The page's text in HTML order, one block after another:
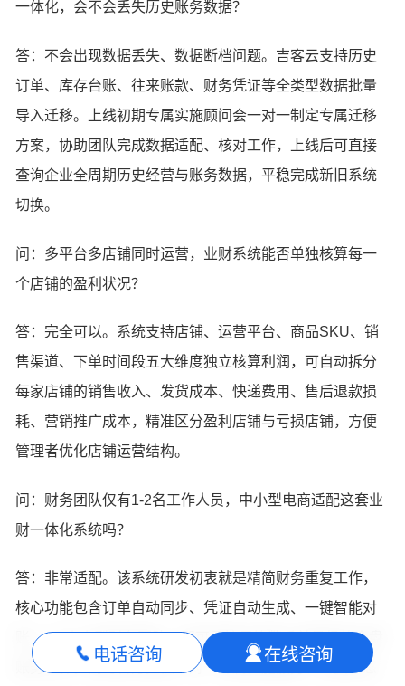
一体化，会不会丢失历史账务数据？
答：不会出现数据丢失、数据断档问题。吉客云支持历史
订单、库存台账、往来账款、财务凭证等全类型数据批量
导入迁移。上线初期专属实施顾问会一对一制定专属迁移
方案，协助团队完成数据适配、核对工作，上线后可直接
查询企业全周期历史经营与账务数据，平稳完成新旧系统
切换。
问：多平台多店铺同时运营，业财系统能否单独核算每一
个店铺的盈利状况？
答：完全可以。系统支持店铺、运营平台、商品SKU、销
售渠道、下单时间段五大维度独立核算利润，可自动拆分
每家店铺的销售收入、发货成本、快递费用、售后退款损
耗、营销推广成本，精准区分盈利店铺与亏损店铺，方便
管理者优化店铺运营结构。
问：财务团队仅有1-2名工作人员，中小型电商适配这套业
财一体化系统吗？
答：非常适配。该系统研发初衷就是精简财务重复工作，
核心功能包含订单自动同步、凭证自动生成、一键智能对
账，1-2人小型财务团队，即可承接日均数千单量级的全盘
账务工作。同时官方提供一对一专属实施服务、免费常态
电话咨询 在线咨询